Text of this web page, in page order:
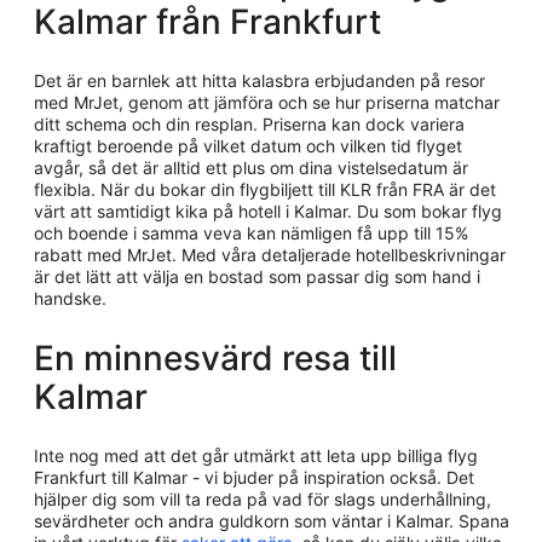
Kalmar från Frankfurt
Det är en barnlek att hitta kalasbra erbjudanden på resor
med MrJet, genom att jämföra och se hur priserna matchar
ditt schema och din resplan. Priserna kan dock variera
kraftigt beroende på vilket datum och vilken tid flyget
avgår, så det är alltid ett plus om dina vistelsedatum är
flexibla. När du bokar din flygbiljett till KLR från FRA är det
värt att samtidigt kika på hotell i Kalmar. Du som bokar flyg
och boende i samma veva kan nämligen få upp till 15%
rabatt med MrJet. Med våra detaljerade hotellbeskrivningar
är det lätt att välja en bostad som passar dig som hand i
handske.
En minnesvärd resa till
Kalmar
Inte nog med att det går utmärkt att leta upp billiga flyg
Frankfurt till Kalmar - vi bjuder på inspiration också. Det
hjälper dig som vill ta reda på vad för slags underhållning,
sevärdheter och andra guldkorn som väntar i Kalmar. Spana